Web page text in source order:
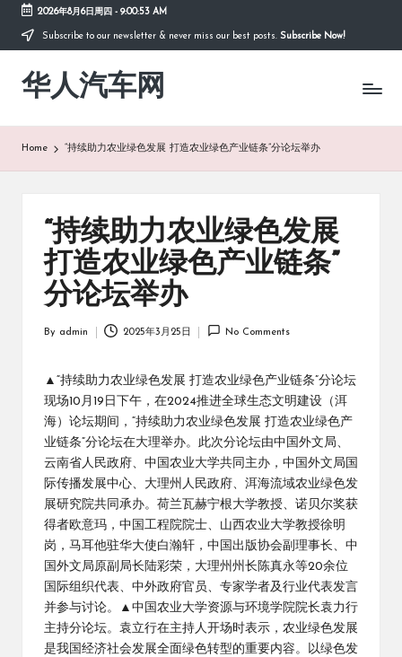
Skip
content
2026年8月6日周四 - 9:00:54 AM
Subscribe to our newsletter & never miss our best posts. Subscribe Now!
华人汽车网
Home “持续助力农业绿色发展 打造农业绿色产业链条”分论坛举办
“持续助力农业绿色发展
打造农业绿色产业链条”
分论坛举办
By admin 2025年3月25日 No Comments
▲“持续助力农业绿色发展 打造农业绿色产业链条”分论坛
现场10月19日下午，在2024推进全球生态文明建设（洱
海）论坛期间，“持续助力农业绿色发展 打造农业绿色产
业链条”分论坛在大理举办。此次分论坛由中国外文局、
云南省人民政府、中国农业大学共同主办，中国外文局国
际传播发展中心、大理州人民政府、洱海流域农业绿色发
展研究院共同承办。荷兰瓦赫宁根大学教授、诺贝尔奖获
得者欧意玛，中国工程院院士、山西农业大学教授徐明
岗，马耳他驻华大使白瀚轩，中国出版协会副理事长、中
国外文局原副局长陆彩荣，大理州州长陈真永等20余位
国际组织代表、中外政府官员、专家学者及行业代表发言
并参与讨论。▲中国农业大学资源与环境学院院长袁力行
主持分论坛。袁立行在主持人开场时表示，农业绿色发展
是我国经济社会发展全面绿色转型的重要内容。以绿色发